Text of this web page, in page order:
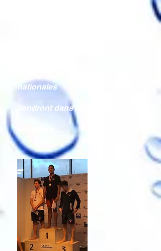
nationales
qui se
tiendront dans quelques